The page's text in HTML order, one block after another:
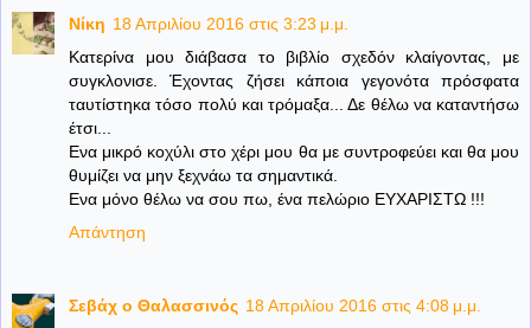
Νίκη 18 Απριλίου 2016 στις 3:23 μ.μ.
Κατερίνα μου διάβασα το βιβλίο σχεδόν κλαίγοντας, με
συγκλονισε. Έχοντας ζήσει κάποια γεγονότα πρόσφατα
ταυτίστηκα τόσο πολύ και τρόμαξα... Δε θέλω να καταντήσω
έτσι...
Ενα μικρό κοχύλι στο χέρι μου θα με συντροφεύει και θα μου
θυμίζει να μην ξεχνάω τα σημαντικά.
Ενα μόνο θέλω να σου πω, ένα πελώριο ΕΥΧΑΡΙΣΤΩ !!!
Απάντηση
Σεβάχ ο Θαλασσινός 18 Απριλίου 2016 στις 4:08 μ.μ.